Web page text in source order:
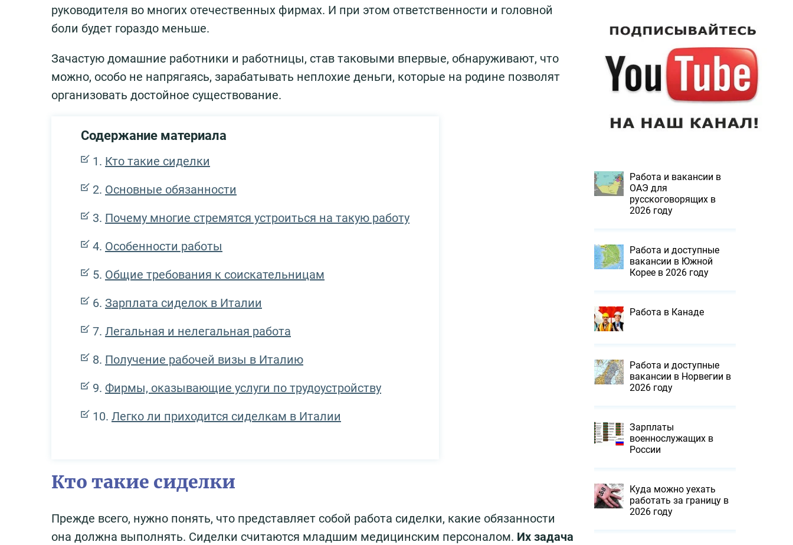
руководителя во многих отечественных фирмах. И при этом ответственности и головной
боли будет гораздо меньше.
Зачастую домашние работники и работницы, став таковыми впервые, обнаруживают, что
можно, особо не напрягаясь, зарабатывать неплохие деньги, которые на родине позволят
организовать достойное существование.
Содержание материала
Кто такие сиделки
Основные обязанности
Почему многие стремятся устроиться на такую работу
Особенности работы
Общие требования к соискательницам
Зарплата сиделок в Италии
Легальная и нелегальная работа
Получение рабочей визы в Италию
Фирмы, оказывающие услуги по трудоустройству
Легко ли приходится сиделкам в Италии
Кто такие сиделки
Прежде всего, нужно понять, что представляет собой работа сиделки, какие обязанности
она должна выполнять. Сиделки считаются младшим медицинским персоналом. Их задача
Работа и вакансии в
ОАЭ для
русскоговорящих в
2026 году
Работа и доступные
вакансии в Южной
Корее в 2026 году
Работа в Канаде
Работа и доступные
вакансии в Норвегии в
2026 году
Зарплаты
военнослужащих в
России
Куда можно уехать
работать за границу в
2026 году